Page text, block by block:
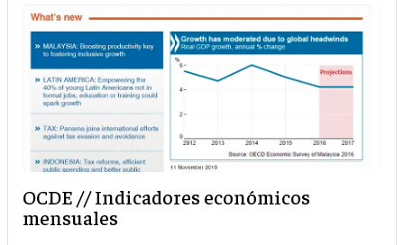
OCDE // Indicadores económicos
mensuales